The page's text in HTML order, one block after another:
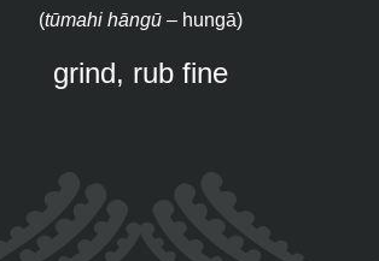
(tūmahi hāngū –hungā)
grind, rub fine